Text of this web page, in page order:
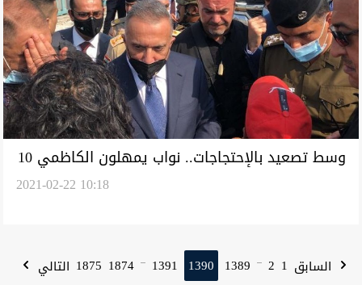
وسط تصعيد بالإحتجاجات.. نواب يمهلون الكاظمي 10
أيام لإنهاء تكليف محافظ ذي قار (تحديث)2021-02-22 10:18
السابق 1
2
...
1389
1390
1391
...
1874
1875 التالي